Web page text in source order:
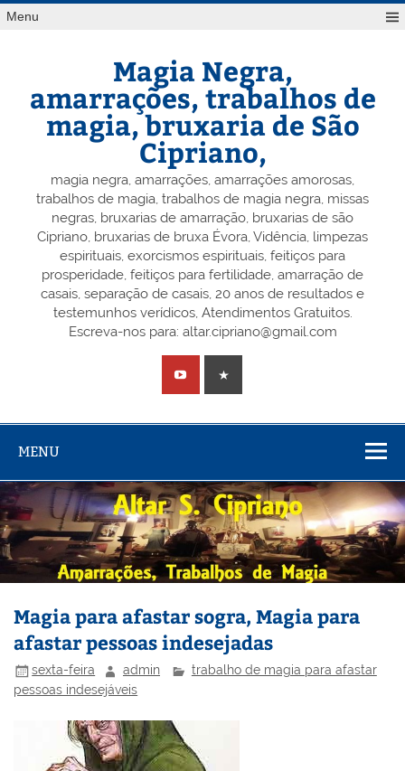
Skip
toMenu
Magia Negra,
amarrações, trabalhos de
magia, bruxaria de São
Cipriano,
magia negra, amarrações, amarrações amorosas,
trabalhos de magia, trabalhos de magia negra, missas
negras, bruxarias de amarração, bruxarias de são
Cipriano, bruxarias de bruxa Évora, Vidência, limpezas
espirituais, exorcismos espirituais, feitiços para
prosperidade, feitiços para fertilidade, amarração de
casais, separação de casais, 20 anos de resultados e
testemunhos verídicos, Atendimentos Gratuitos.
Escreva-nos para: altar.cipriano@gmail.com
MENU
Magia para afastar sogra, Magia para
afastar pessoas indesejadas
sexta-feira admin
trabalho de magia para afastar
pessoas indesejáveis